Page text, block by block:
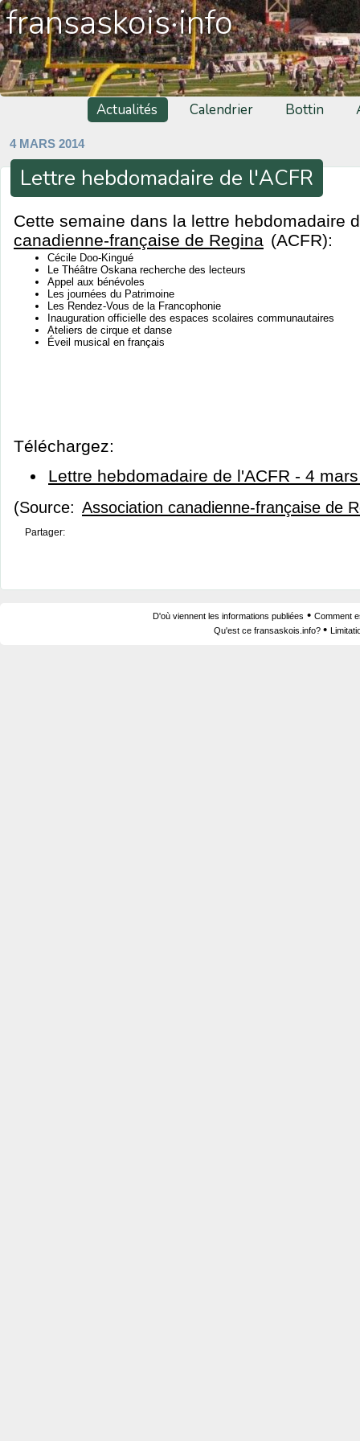
fransaskois·info
Actualités Calendrier Bottin
4 MARS 2014
Lettre hebdomadaire de l'ACFR
Cette semaine dans la lettre hebdomadaire
canadienne-française de Regina (ACFR):
Cécile Doo-Kingué
Le Théâtre Oskana recherche des lecteurs
Appel aux bénévoles
Les journées du Patrimoine
Les Rendez-Vous de la Francophonie
Inauguration officielle des espaces scolaires communautaires
Ateliers de cirque et danse
Éveil musical en français
Téléchargez:
Lettre hebdomadaire de l'ACFR - 4
(Source: Association canadienne-française de
Partager:
D'où viennent les informations publiées • Comment
Qu'est ce fransaskois.info? •